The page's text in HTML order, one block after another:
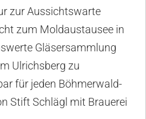
zur Aussichtswarte
zum Moldaustausee in
Gläsersammlung
Ulrichsberg zu
für jeden Böhmerwald-
Stift Schlägl mit Brauerei